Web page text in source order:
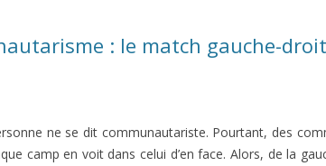
: le match gauche-
ne se dit communautariste. Pourtant, des
camp en voit dans celui d’en face. Alors, de la